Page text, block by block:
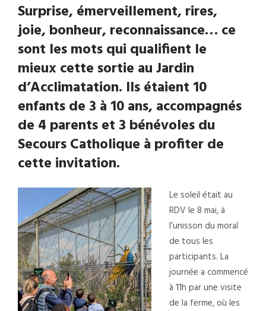
Surprise, émerveillement, rires,
joie, bonheur, reconnaissance… ce
sont les mots qui qualifient le
mieux cette sortie au Jardin
d’Acclimatation. Ils étaient 10
enfants de 3 à 10 ans, accompagnés
de 4 parents et 3 bénévoles du
Secours Catholique à profiter de
cette invitation.
Le soleil était au
RDV le 8 mai, à
l’unisson du moral
de tous les
participants. La
journée a commencé
à 11h par une visite
de la ferme, où les